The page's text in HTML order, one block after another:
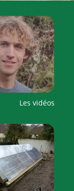
Les vidéos